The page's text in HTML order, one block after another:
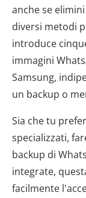
anche se
diversi metodi
introduce
immagini
Samsung,
un backup o
Sia che tu
specializzati,
backup di
integrate,
facilmente